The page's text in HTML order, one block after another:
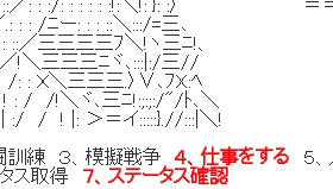
: : : :!:＼!:ﾞ}: :〉 ￣＝＝
ﾆー: : : ::＼:::/=三､ ﾞ
三三三三ﾌ＼!ヽ三ﾆ!
!＼三三三ﾆヾ､:::|:/三
/: : Ｘ＼三三三.〉∨､ﾌ
! : / /!＼ヾ､三ﾆ!:;:;:/"/
:/ / ! |: ＞＝イ:::::}.//:::|
訓練 ３、模擬戦争４、仕事をする ５
タス取得 ７、ステータス確認